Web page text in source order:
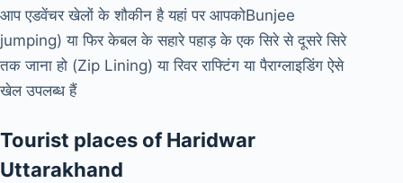
आप एडवेंचर खेलों के शौकीन है यहां पर आपकोBunjee
jumping) या फिर केबल के सहारे पहाड़ के एक सिरे से दूसरे सिरे
तक जाना हो (Zip Lining) या रिवर राफ्टिंग या पैराग्लाइडिंग ऐसे
खेल उपलब्ध हैं
Tourist places of Haridwar
Uttarakhand